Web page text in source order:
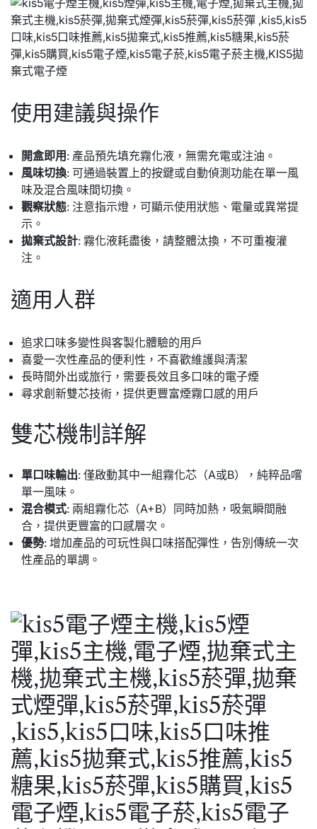
使用建議與操作
開盒即用 : 產品預先填充霧化液，無需充電或注油。
風味切換: 可通過裝置上的按鍵或自動偵測功能在單一風
味及混合風味間切換。
觀察狀態: 注意指示燈，可顯示使用狀態、電量或異常提
示。
拋棄式設計: 霧化液耗盡後，請整體汰換，不可重複灌
注。
適用人群
追求口味多變性與客製化體驗的用戶
喜愛一次性產品的便利性，不喜歡維護與清潔
長時間外出或旅行，需要長效且多口味的電子煙
尋求創新雙芯技術，提供更豐富煙霧口感的用戶
雙芯機制詳解
單口味輸出: 僅啟動其中一組霧化芯（A或B），純粹品嚐
單一風味。
混合模式: 兩組霧化芯（A+B）同時加熱，吸氣瞬間融
合，提供更豐富的口感層次。
優勢: 增加產品的可玩性與口味搭配彈性，告別傳統一次
性產品的單調。